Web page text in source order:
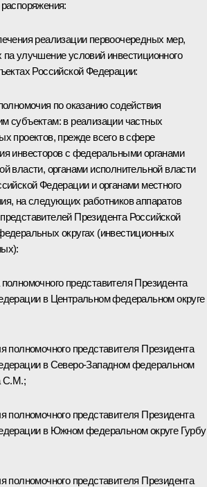
реализации первоочередных мер,
улучшение условий инвестиционного
Российской Федерации:
по оказанию содействия
субъектам: в реализации частных
проектов, прежде всего в сфере
инвесторов с федеральными органами
власти, органами исполнительной власти
Федерации и органами местного
на следующих работников аппаратов
Президента Российской
округах (инвестиционных
представителя Президента
в Центральном федеральном округе
полномочного представителя Президента
в Северо-Западном федеральном
С.М.;
полномочного представителя Президента
в Южном федеральном округе Гурбу
полномочного представителя Президента